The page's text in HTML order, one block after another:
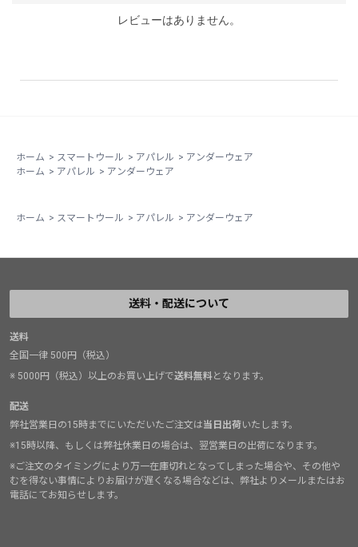
レビューはありません。
ホーム > スマートウール > アパレル > アンダーウェア
ホーム > アパレル > アンダーウェア
ホーム > スマートウール > アパレル > アンダーウェア
送料・配送について
送料
全国一律 500円（税込）
※ 5000円（税込）以上のお買い上げで送料無料となります。
配送
弊社営業日の15時までにいただいたご注文は当日出荷いたします。
※15時以降、もしくは弊社休業日の場合は、翌営業日の出荷になります。
※ご注文のタイミングにより万一在庫切れとなってしまった場合や、その他や
むを得ない事情によりお届けが遅くなる場合などは、弊社よりメールまたはお
電話にてお知らせします。